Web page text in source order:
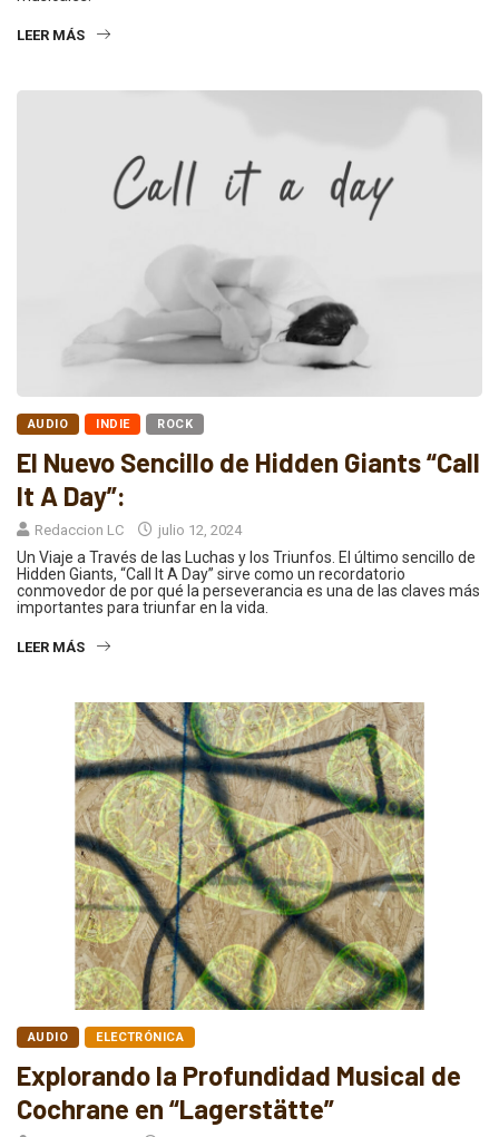
LEER MÁS
AUDIO INDIE ROCK
El Nuevo Sencillo de Hidden Giants “Call
It A Day”:
Redaccion LC julio 12, 2024
Un Viaje a Través de las Luchas y los Triunfos. El último sencillo de
Hidden Giants, “Call It A Day” sirve como un recordatorio
conmovedor de por qué la perseverancia es una de las claves más
importantes para triunfar en la vida.
LEER MÁS
AUDIO ELECTRÓNICA
Explorando la Profundidad Musical de
Cochrane en “Lagerstätte”